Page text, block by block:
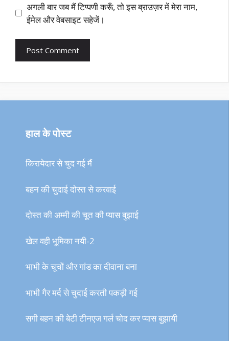
अगली बार जब मैं टिप्पणी करूँ, तो इस ब्राउज़र में मेरा नाम,
ईमेल और वेबसाइट सहेजें।
हाल के पोस्ट
किरायेदार से चुद गई मैं
बहन की चुदाई दोस्त से करवाई
दोस्त की अम्मी की चूत की प्यास बुझाई
खेल वही भूमिका नयी-2
भाभी के चूचों और गांड का दीवाना बना
भाभी गैर मर्द से चुदाई करती पकड़ी गई
सगी बहन की बेटी टीनएज गर्ल चोद कर प्यास बुझायी